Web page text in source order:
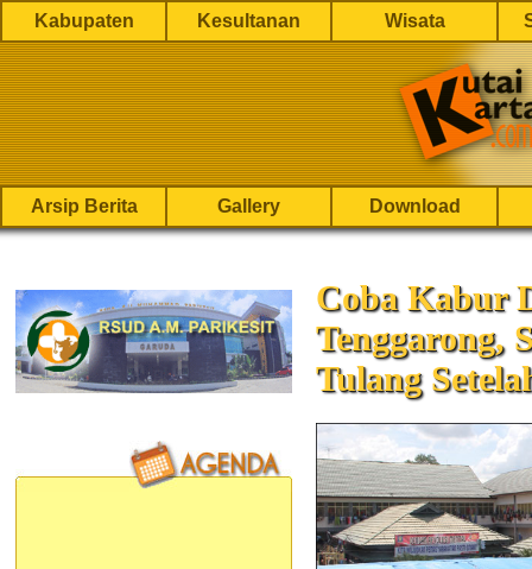
Kabupaten Kesultanan Wisata
Arsip Berita Gallery Download
Coba Kabur
Tenggarong,
Tulang